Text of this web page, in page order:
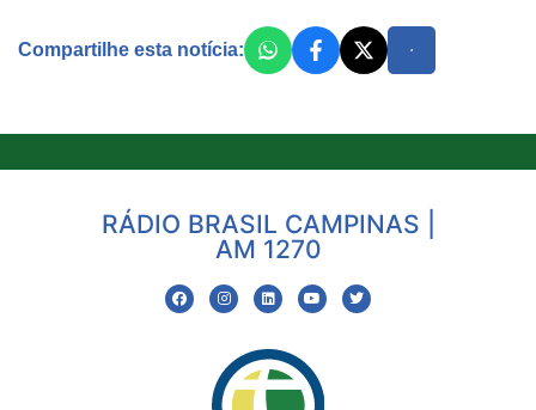
Compartilhe esta notícia:
RÁDIO BRASIL CAMPINAS |
AM 1270